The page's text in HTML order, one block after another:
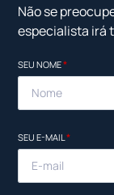
Não se
especialista irá
SEU NOME*
SEU E-MAIL*